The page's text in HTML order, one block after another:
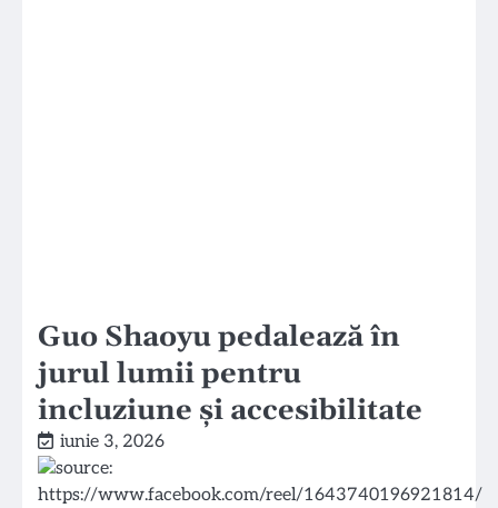
Guo Shaoyu pedalează în
jurul lumii pentru
incluziune și accesibilitate
iunie 3, 2026